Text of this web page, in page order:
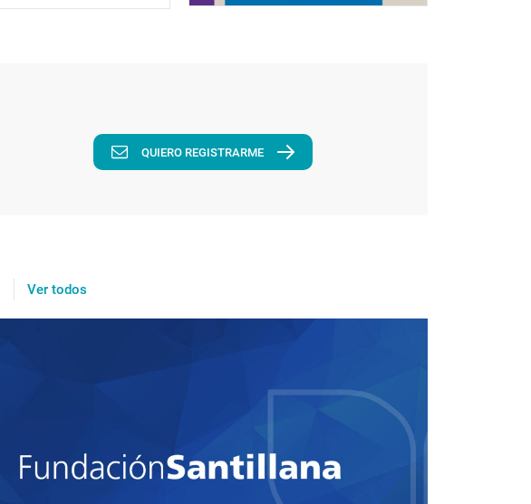
QUIERO REGISTRARME
Ver todos